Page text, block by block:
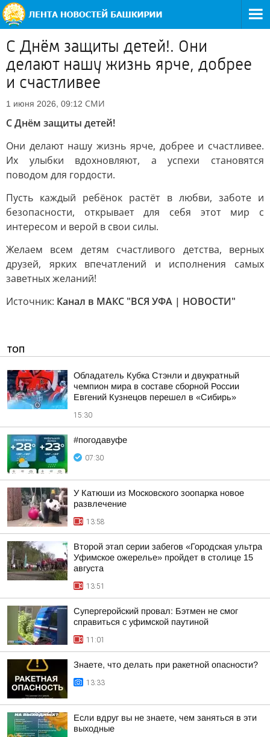
С Днём защиты детей!. Они
делают нашу жизнь ярче, добрее
и счастливее
1 июня 2026, 09:12 СМИ
С Днём защиты детей!
Они делают нашу жизнь ярче, добрее и счастливее.
Их улыбки вдохновляют, а успехи становятся
поводом для гордости.
Пусть каждый ребёнок растёт в любви, заботе и
безопасности, открывает для себя этот мир с
интересом и верой в свои силы.
Желаем всем детям счастливого детства, верных
друзей, ярких впечатлений и исполнения самых
заветных желаний!
Источник: Канал в МАКС "ВСЯ УФА | НОВОСТИ"
ТОП
Обладатель Кубка Стэнли и двукратный
чемпион мира в составе сборной России
Евгений Кузнецов перешел в «Сибирь»
15:30
#погодавуфе
07:30
У Катюши из Московского зоопарка новое
развлечение
13:58
Второй этап серии забегов «Городская ультра
Уфимское ожерелье» пройдет в столице 15
августа
13:51
Супергеройский провал: Бэтмен не смог
справиться с уфимской паутиной
11:01
Знаете, что делать при ракетной опасности?
13:33
Если вдруг вы не знаете, чем заняться в эти
выходные